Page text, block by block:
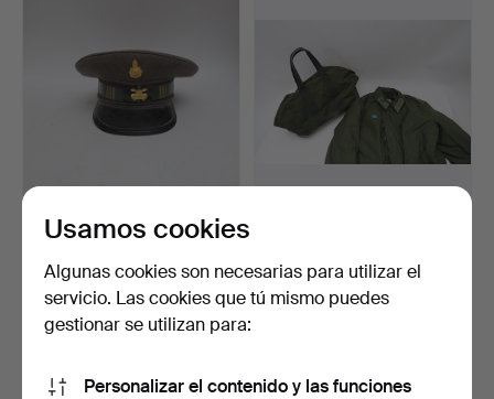
GORRA MILITAR, textil con
Subastado 10 jul 2026
1 puja
32 USD
Subastado 1 jun 2026
5 pujas
Suscribir búsqueda
Usamos cookies
Algunas cookies son necesarias para utilizar el
servicio. Las cookies que tú mismo puedes
gestionar se utilizan para:
Personalizar el contenido y las funciones